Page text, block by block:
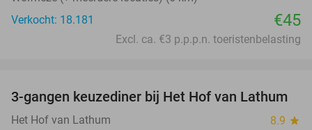
Verkocht: 18.181
€45
Excl. ca. €3 p.p.p.n. toeristenbelasting
42%
3-gangen keuzediner bij Het Hof van Lathum
Het Hof van Lathum 8.9 star